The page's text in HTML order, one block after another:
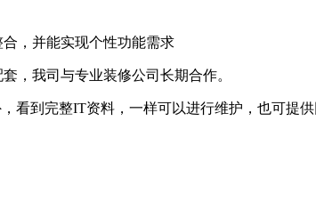
，并能实现个性功能需求
，我司与专业装修公司长期合作。
看到完整IT资料，一样可以进行维护，也可提